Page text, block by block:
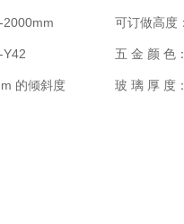
2000mm 可订做高度
Y42 五 金 颜 色
的倾斜度 玻 璃 厚 度